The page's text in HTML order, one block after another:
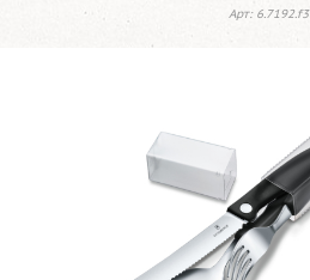
Арт: 6.7192.f3